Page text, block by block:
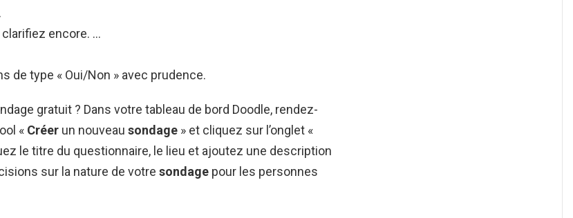
encore. …
de type « Oui/Non » avec prudence.
gratuit ? Dans votre tableau de bord Doodle, rendez-
« Créer un nouveau sondage » et cliquez sur l’onglet «
le titre du questionnaire, le lieu et ajoutez une description
sur la nature de votre sondage pour les personnes